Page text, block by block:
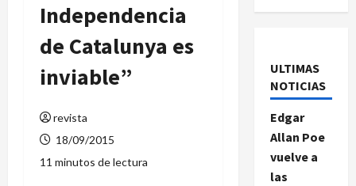
Independencia
de Catalunya es
inviable”
revista
18/09/2015
11 minutos de lectura
ULTIMAS
NOTICIAS
Edgar
Allan Poe
vuelve a
las